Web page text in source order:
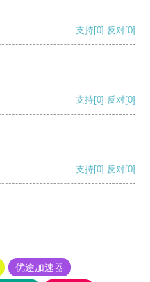
支持[0] 反对[0]
支持[0] 反对[0]
支持[0] 反对[0]
优途加速器